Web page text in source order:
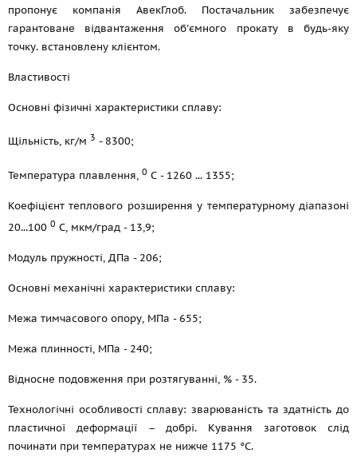
пропонує компанія АвекГлоб. Постачальник забезпечує
гарантоване відвантаження об'ємного прокату в будь-яку
точку. встановлену клієнтом.
Властивості
Основні фізичні характеристики сплаву:
Щільність, кг/м 3 - 8300;
Температура плавлення, 0 С - 1260 ... 1355;
Коефіцієнт теплового розширення у температурному діапазоні
20...100 0 С, мкм/град - 13,9;
Модуль пружності, ДПа - 206;
Основні механічні характеристики сплаву:
Межа тимчасового опору, МПа - 655;
Межа плинності, МПа - 240;
Відносне подовження при розтягуванні, % - 35.
Технологічні особливості сплаву: зварюваність та здатність до
пластичної деформації – добрі. Кування заготовок слід
починати при температурах не нижче 1175 °C.